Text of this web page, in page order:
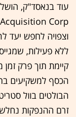
עוד בנאסד"ק,
ללא פעילות,
קיימת תוך פרק
זרם ההנפקות